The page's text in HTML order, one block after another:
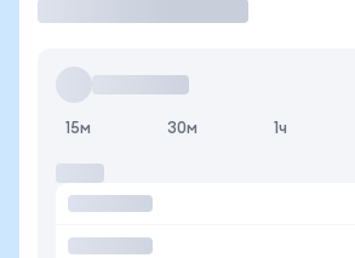
15м 30м 1ч